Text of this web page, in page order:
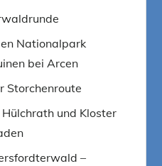
Nationalpark
bei Arcen
Storchenroute
Hülchrath und Kloster
–